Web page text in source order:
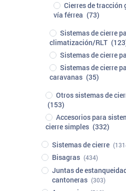
Cierres de tracción
vía férrea (73)
Sistemas de cierre
climatización/RLT
Sistemas de cierre
Sistemas de cierre
caravanas (35)
Otros sistemas de
(153)
Accesorios para
cierre simples (332)
Sistemas de cierre
Bisagras (434)
Juntas de
cantoneras (303)